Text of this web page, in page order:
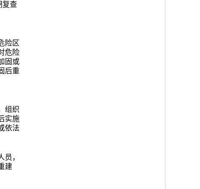
复查
险区
危险
固或
后重
组织
实施
依法
员，
建